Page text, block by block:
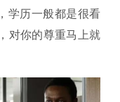
学历一般都是很看
对你的尊重马上就